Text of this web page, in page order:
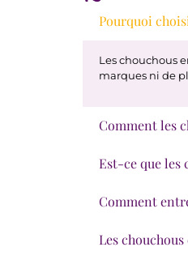
Pourquoi
Les chouchous
marques ni de
Comment les
Est-ce que les
Comment
Les